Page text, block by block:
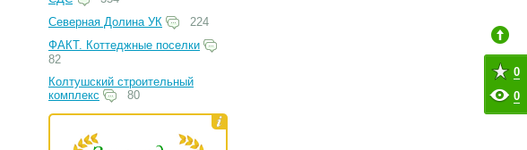
Северная Долина УК
224
ФАКТ. Коттеджные поселки
82
Колтушский строительный
комплекс
80
0
0